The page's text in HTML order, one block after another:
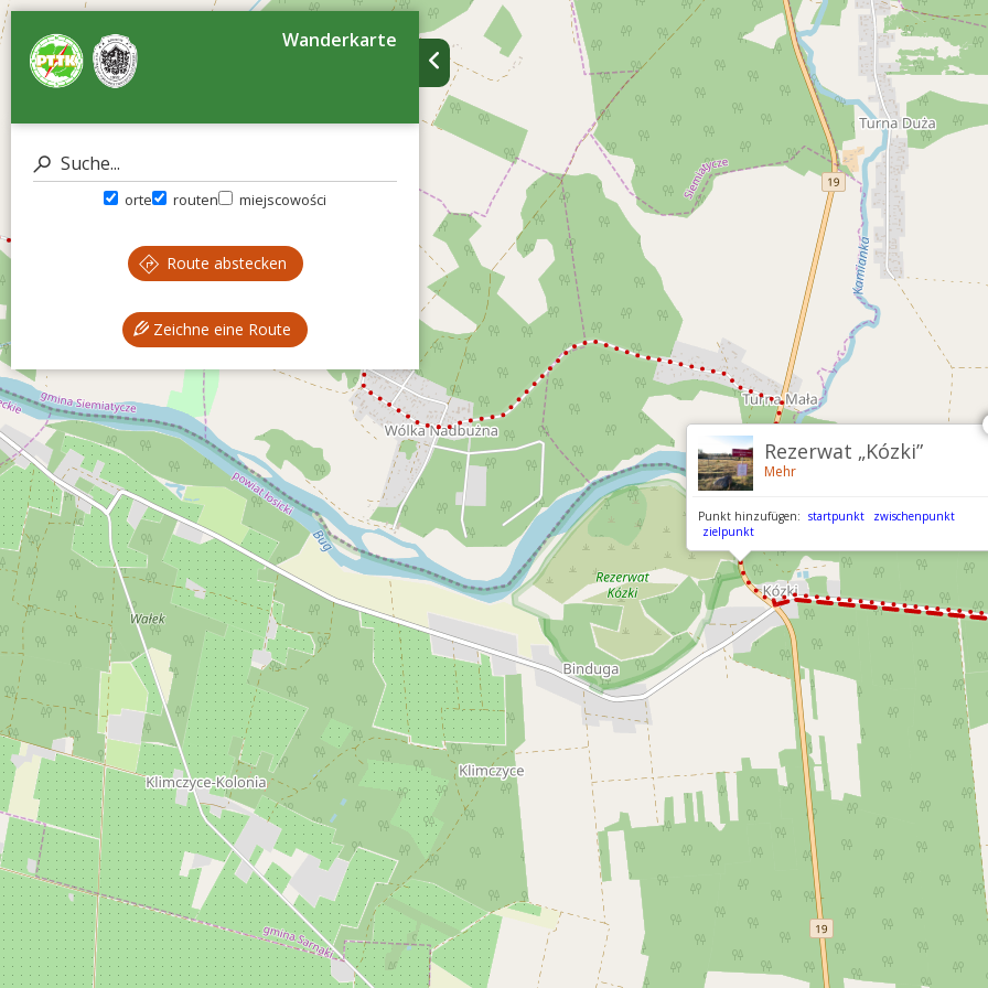
Wanderkarte
orte routen miejscowości
Route abstecken
Zeichne eine Route
Rezerwat „Kózki”
Mehr
Punkt hinzufügen: startpunkt
zwischenpunkt
zielpunkt